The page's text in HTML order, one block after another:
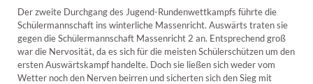
Der zweite Durchgang des Jugend-Rundenwettkampfs führte die
Schülermannschaft ins winterliche Massenricht. Auswärts traten sie
gegen die Schülermannschaft Massenricht 2 an. Entsprechend groß
war die Nervosität, da es sich für die meisten Schülerschützen um den
ersten Auswärtskampf handelte. Doch sie ließen sich weder vom
Wetter noch den Nerven beirren und sicherten sich den Sieg mit